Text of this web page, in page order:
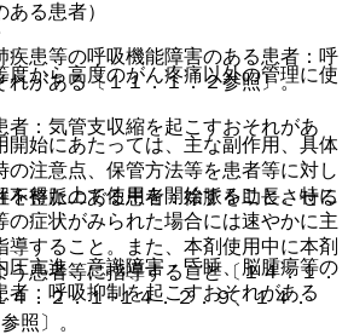
る患者）
患等の呼吸機能障害のある患者：呼
れがある〔１１．１．２参照〕。
：気管支収縮を起こすおそれがあ
整脈のある患者：徐脈を助長させる
亢進、意識障害・昏睡、脳腫瘍等の
者：呼吸抑制を起こすおそれがある
。
から高度のがん疼痛以外の管理に使
始にあたっては、主な副作用、具体
の注意点、保管方法等を患者等に対し
を得た上で使用を開始すること。特に
の症状がみられた場合には速やかに主
導すること。また、本剤使用中に本剤
う患者等に指導すること〔１４．１．
４．２．１−１４．２．９、１４．
照〕。